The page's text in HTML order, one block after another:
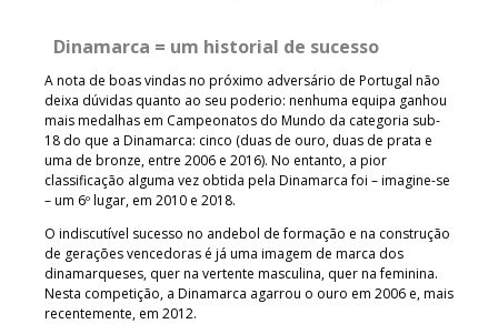
Dinamarca = um historial de sucesso
A nota de boas vindas no próximo adversário de Portugal não
deixa dúvidas quanto ao seu poderio: nenhuma equipa ganhou
mais medalhas em Campeonatos do Mundo da categoria sub-
18 do que a Dinamarca: cinco (duas de ouro, duas de prata e
uma de bronze, entre 2006 e 2016). No entanto, a pior
classificação alguma vez obtida pela Dinamarca foi – imagine-se
– um 6º lugar, em 2010 e 2018.
O indiscutível sucesso no andebol de formação e na construção
de gerações vencedoras é já uma imagem de marca dos
dinamarqueses, quer na vertente masculina, quer na feminina.
Nesta competição, a Dinamarca agarrou o ouro em 2006 e, mais
recentemente, em 2012.